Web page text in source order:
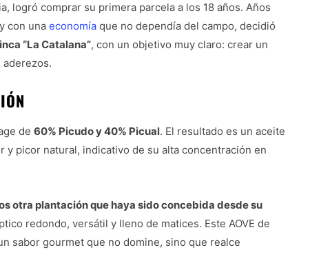
logró comprar su primera parcela a los 18 años. Años
con una economía que no dependía del campo, decidió
“La Catalana”, con un objetivo muy claro: crear un
de 60% Picudo y 40% Picual. El resultado es un aceite
picor natural, indicativo de su alta concentración en
otra plantación que haya sido concebida desde su
redondo, versátil y lleno de matices. Este AOVE de
sabor gourmet que no domine, sino que realce